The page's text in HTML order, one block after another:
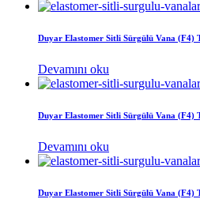
Duyar Elastomer Sitli Sürgülü Vana (F4)
Devamını oku
Duyar Elastomer Sitli Sürgülü Vana (F4)
Devamını oku
Duyar Elastomer Sitli Sürgülü Vana (F4)